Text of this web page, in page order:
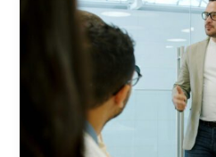
entreprise.